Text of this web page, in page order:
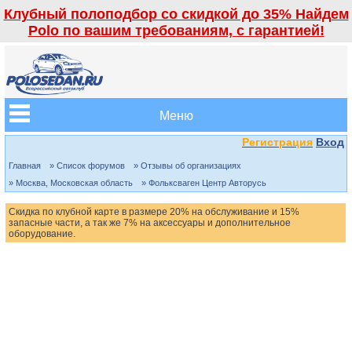
Клубный полоподбор со скидкой до 35% Найдем
Polo по вашим требованиям, с гарантией!
Меню
Регистрация Вход
Главная » Список форумов
» Отзывы об организациях
» Москва, Московская область
» Фольксваген Центр Авторусь
Скидка по клубной карте в размере 20% на обслуживание и 15%
запасные части, а так же 7% на аксессуары и дополнительное
оборудование.